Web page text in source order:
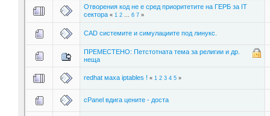
Отворения код не е сред приоритетите на ГЕРБ за IT
сектора « 1 2... 6 7»
CAD системите и симулациите под линукс.
ПРЕМЕСТЕНО: Петстотната тема за религии и др.
неща
redhat маха iptables ! « 1 2 3 4 5»
cPanel вдига цените - доста